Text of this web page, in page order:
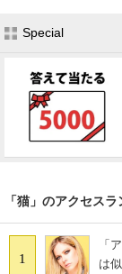
Special
「猫」のアクセス
1
「
は